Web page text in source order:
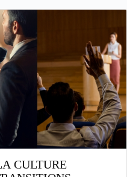
CULTURE